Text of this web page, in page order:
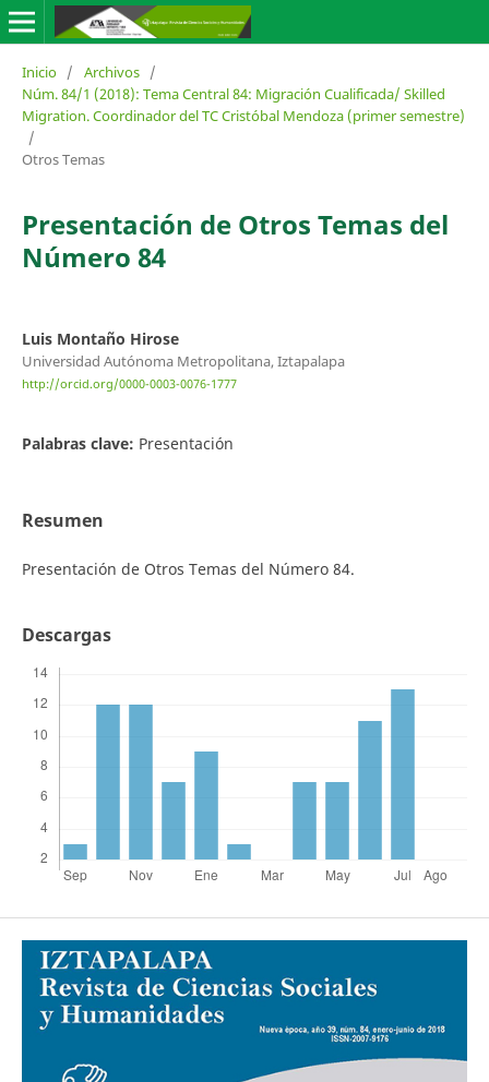
Inicio / Archivos /
Núm. 84/1 (2018): Tema Central 84: Migración Cualificada/ Skilled
Migration. Coordinador del TC Cristóbal Mendoza (primer semestre)
/
Otros Temas
Presentación de Otros Temas del
Número 84
Luis Montaño Hirose
Universidad Autónoma Metropolitana, Iztapalapa
http://orcid.org/0000-0003-0076-1777
Palabras clave: Presentación
Resumen
Presentación de Otros Temas del Número 84.
Descargas